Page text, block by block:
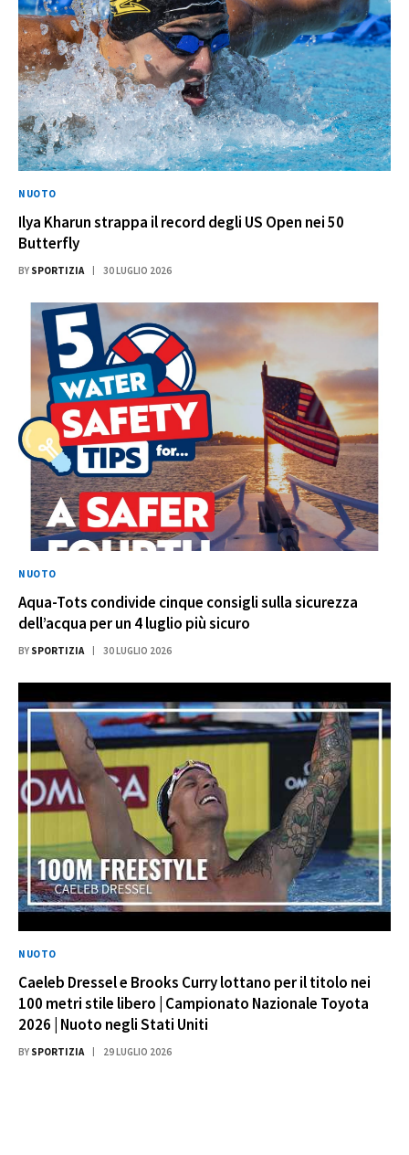
NUOTO
Ilya Kharun strappa il record degli US Open nei 50
Butterfly
BY SPORTIZIA 30 LUGLIO 2026
NUOTO
Aqua-Tots condivide cinque consigli sulla sicurezza
dell’acqua per un 4 luglio più sicuro
BY SPORTIZIA 30 LUGLIO 2026
NUOTO
Caeleb Dressel e Brooks Curry lottano per il titolo nei
100 metri stile libero | Campionato Nazionale Toyota
2026 | Nuoto negli Stati Uniti
BY SPORTIZIA 29 LUGLIO 2026